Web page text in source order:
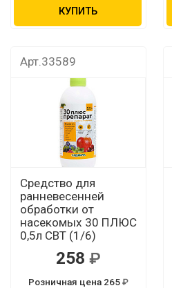
КУПИТЬ
Арт.33589
Средство для
ранневесенней
обработки от
насекомых 30 ПЛЮС
0,5л СВТ (1/6)
258
Розничная цена 265